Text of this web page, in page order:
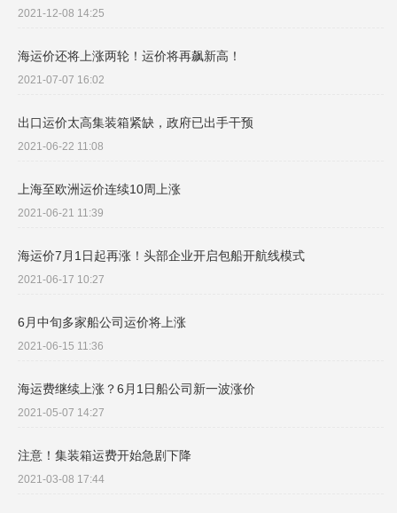
2021-12-08 14:25
海运价还将上涨两轮！运价将再飙新高！
2021-07-07 16:02
出口运价太高集装箱紧缺，政府已出手干预
2021-06-22 11:08
上海至欧洲运价连续10周上涨
2021-06-21 11:39
海运价7月1日起再涨！头部企业开启包船开航线模式
2021-06-17 10:27
6月中旬多家船公司运价将上涨
2021-06-15 11:36
海运费继续上涨？6月1日船公司新一波涨价
2021-05-07 14:27
注意！集装箱运费开始急剧下降
2021-03-08 17:44